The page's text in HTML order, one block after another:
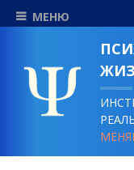
МЕНЮ